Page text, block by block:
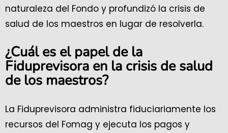
naturaleza del Fondo y profundizó la crisis de
salud de los maestros en lugar de resolverla.
¿Cuál es el papel de la
Fiduprevisora en la crisis de salud
de los maestros?
La Fiduprevisora administra fiduciariamente los
recursos del Fomag y ejecuta los pagos y